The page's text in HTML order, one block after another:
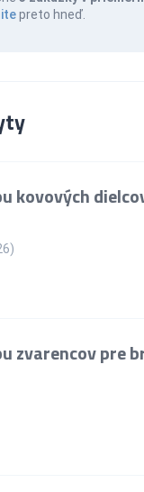
preto hneď.
kovových
zvarencov pre